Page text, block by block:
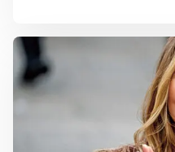
Lees meer over Ten paleize: